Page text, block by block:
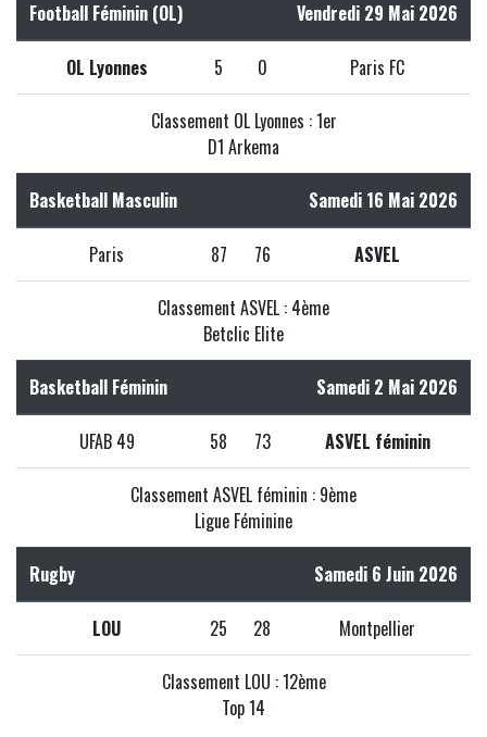
Football Féminin (OL) Vendredi 29 Mai 2026
OL Lyonnes 5 0 Paris FC
Classement OL Lyonnes : 1er
D1 Arkema
Basketball Masculin Samedi 16 Mai 2026
Paris 87 76 ASVEL
Classement ASVEL : 4ème
Betclic Elite
Basketball Féminin Samedi 2 Mai 2026
UFAB 49 58 73 ASVEL féminin
Classement ASVEL féminin : 9ème
Ligue Féminine
Rugby Samedi 6 Juin 2026
LOU 25 28 Montpellier
Classement LOU : 12ème
Top 14